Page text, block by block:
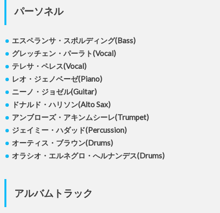
パーソネル
エスペランサ・スポルディング(Bass)
グレッチェン・パーラト(Vocal)
テレサ・ペレス(Vocal)
レオ・ジェノベーゼ(Piano)
ニーノ・ジョゼル(Guitar)
ドナルド・ハリソン(Alto Sax)
アンブローズ・アキンムシーレ(Trumpet)
ジェイミー・ハダッド(Percussion)
オーティス・ブラウン(Drums)
オラシオ・エルネグロ・へルナンデス(Drums)
アルバムトラック